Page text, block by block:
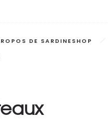
DE SARDINESHOP